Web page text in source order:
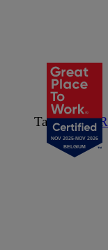
Taal:NL/FR
NOV 2025-NOV 2026
BELGIUM